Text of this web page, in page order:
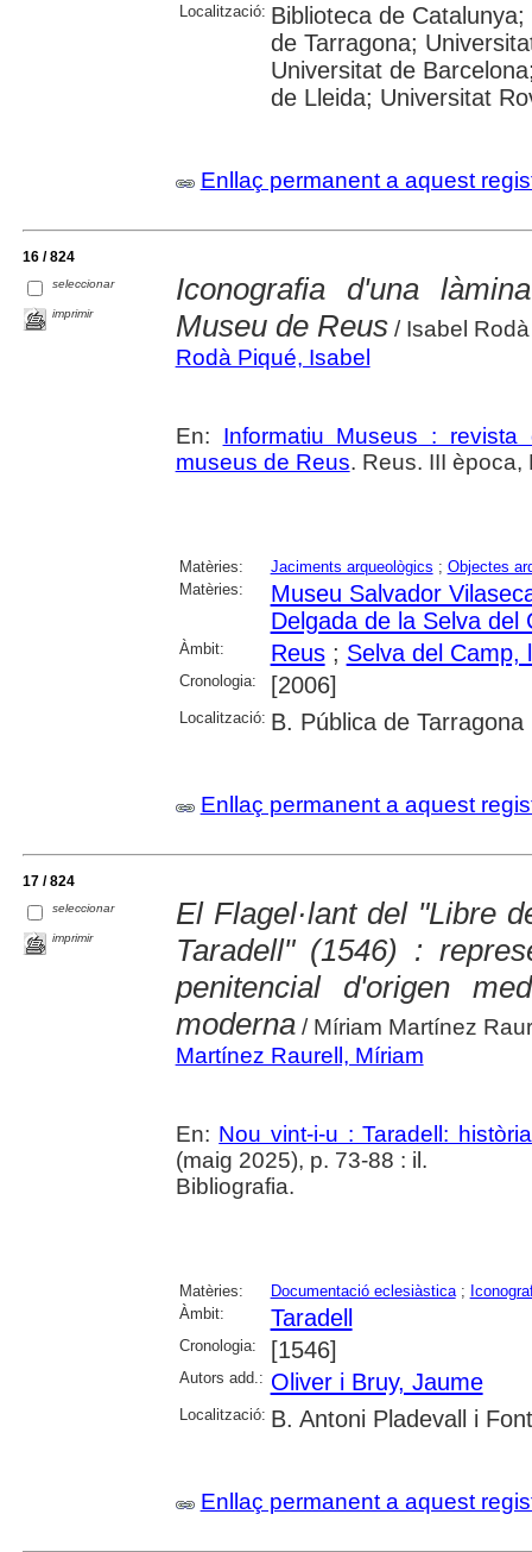
Localització: Biblioteca de
de Tarragona;
Universitat de
de Lleida; Universitat
Enllaç permanent a aquest
16 / 824
seleccionar
imprimir
Iconografia d'una
Museu de Reus/ Isabel
Rodà Piqué, Isabel
En: Informatiu Museus :
museus de Reus. Reus. III època,
Matèries: Jaciments arqueològics ; Objectes
Matèries:
Museu Salvador
Delgada de la Selva del
Àmbit: Reus; Selva del Camp,
Cronologia: [2006]
Localització: B. Pública de Tarragona
Enllaç permanent a aquest
17 / 824
seleccionar
imprimir
El Flagel·lant del "Libre
Taradell" (1546) :
penitencial d'origen
moderna/ Míriam Martínez
Martínez Raurell, Míriam
En: Nou vint-i-u : Taradell:
(maig 2025), p. 73-88 : il.
Bibliografia.
Matèries: Documentació eclesiàstica;
Àmbit:
Taradell
Cronologia: [1546]
Autors add.: Oliver i Bruy, Jaume
Localització: B. Antoni Pladevall i
Enllaç permanent a aquest